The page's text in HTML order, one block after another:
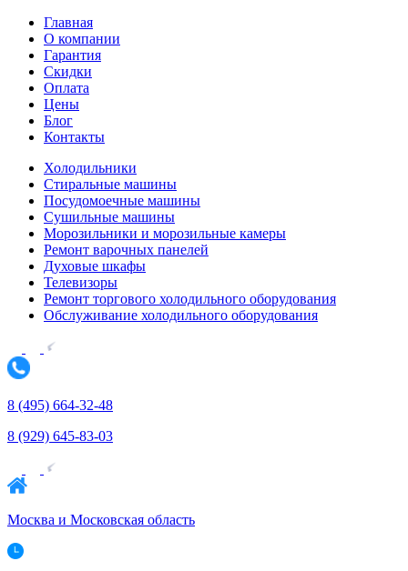
Главная
О компании
Гарантия
Скидки
Оплата
Цены
Блог
Контакты
Холодильники
Стиральные машины
Посудомоечные машины
Сушильные машины
Морозильники и морозильные камеры
Ремонт варочных панелей
Духовые шкафы
Телевизоры
Ремонт торгового холодильного оборудования
Обслуживание холодильного оборудования
8 (495) 664-32-48
8 (929) 645-83-03
Москва и Московская область